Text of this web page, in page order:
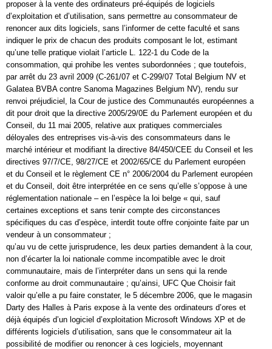
proposer à la vente des ordinateurs pré-équipés de logiciels
d’exploitation et d’utilisation, sans permettre au consommateur de
renoncer aux dits logiciels, sans l’informer de cette faculté et sans
indiquer le prix de chacun des produits composant le lot, estimant
qu’une telle pratique violait l’article L. 122-1 du Code de la
consommation, qui prohibe les ventes subordonnées ; que toutefois,
par arrêt du 23 avril 2009 (C-261/07 et C-299/07 Total Belgium NV et
Galatea BVBA contre Sanoma Magazines Belgium NV), rendu sur
renvoi préjudiciel, la Cour de justice des Communautés européennes a
dit pour droit que la directive 2005/29/0E du Parlement européen et du
Conseil, du 11 mai 2005, relative aux pratiques commerciales
déloyales des entreprises vis-à-vis des consommateurs dans le
marché intérieur et modifiant la directive 84/450/CEE du Conseil et les
directives 97/7/CE, 98/27/CE et 2002/65/CE du Parlement européen
et du Conseil et le règlement CE n° 2006/2004 du Parlement européen
et du Conseil, doit être interprétée en ce sens qu’elle s’oppose à une
réglementation nationale – en l’espèce la loi belge « qui, sauf
certaines exceptions et sans tenir compte des circonstances
spécifiques du cas d’espèce, interdit toute offre conjointe faite par un
vendeur à un consommateur ;
qu’au vu de cette jurisprudence, les deux parties demandent à la cour,
non d’écarter la loi nationale comme incompatible avec le droit
communautaire, mais de l’interpréter dans un sens qui la rende
conforme au droit communautaire ; qu’ainsi, UFC Que Choisir fait
valoir qu’elle a pu faire constater, le 5 décembre 2006, que le magasin
Darty des Halles à Paris expose à la vente des ordinateurs d’ores et
déjà équipés d’un logiciel d’exploitation Microsoft Windows XP et de
différents logiciels d’utilisation, sans que le consommateur ait la
possibilité de modifier ou renoncer à ces logiciels, moyennant